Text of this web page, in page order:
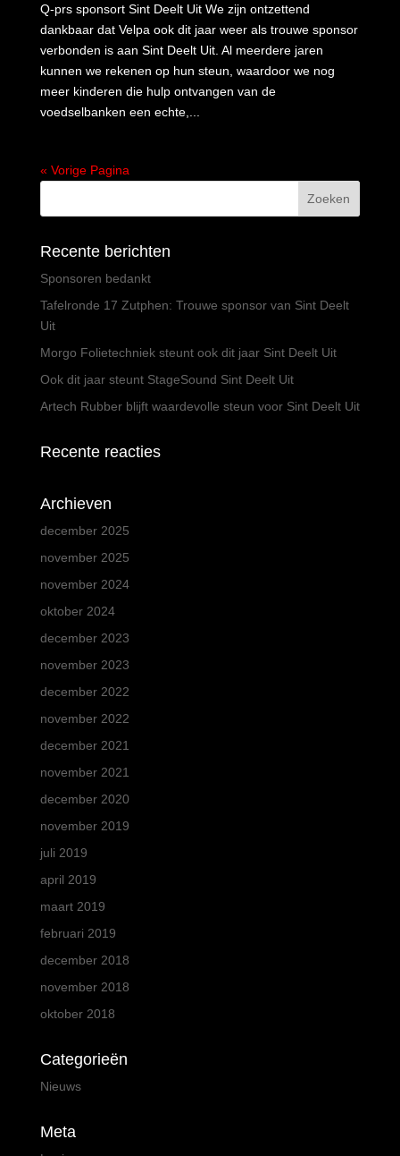
Q-prs sponsort Sint Deelt Uit We zijn ontzettend
dankbaar dat Velpa ook dit jaar weer als trouwe sponsor
verbonden is aan Sint Deelt Uit. Al meerdere jaren
kunnen we rekenen op hun steun, waardoor we nog
meer kinderen die hulp ontvangen van de
voedselbanken een echte,...
« Vorige Pagina
Recente berichten
Sponsoren bedankt
Tafelronde 17 Zutphen: Trouwe sponsor van Sint Deelt
Uit
Morgo Folietechniek steunt ook dit jaar Sint Deelt Uit
Ook dit jaar steunt StageSound Sint Deelt Uit
Artech Rubber blijft waardevolle steun voor Sint Deelt Uit
Recente reacties
Archieven
december 2025
november 2025
november 2024
oktober 2024
december 2023
november 2023
december 2022
november 2022
december 2021
november 2021
december 2020
november 2019
juli 2019
april 2019
maart 2019
februari 2019
december 2018
november 2018
oktober 2018
Categorieën
Nieuws
Meta